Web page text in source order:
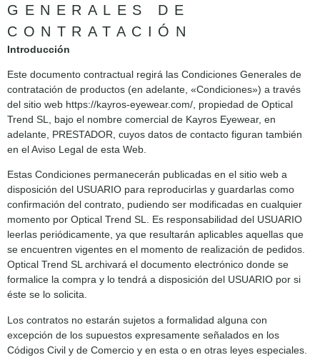
GENERALES DE
CONTRATACIÓN
Introducción
Este documento contractual regirá las Condiciones Generales de
contratación de productos (en adelante, «Condiciones») a través
del sitio web https://kayros-eyewear.com/, propiedad de Optical
Trend SL, bajo el nombre comercial de Kayros Eyewear, en
adelante, PRESTADOR, cuyos datos de contacto figuran también
en el Aviso Legal de esta Web.
Estas Condiciones permanecerán publicadas en el sitio web a
disposición del USUARIO para reproducirlas y guardarlas como
confirmación del contrato, pudiendo ser modificadas en cualquier
momento por Optical Trend SL. Es responsabilidad del USUARIO
leerlas periódicamente, ya que resultarán aplicables aquellas que
se encuentren vigentes en el momento de realización de pedidos.
Optical Trend SL archivará el documento electrónico donde se
formalice la compra y lo tendrá a disposición del USUARIO por si
éste se lo solicita.
Los contratos no estarán sujetos a formalidad alguna con
excepción de los supuestos expresamente señalados en los
Códigos Civil y de Comercio y en esta o en otras leyes especiales.